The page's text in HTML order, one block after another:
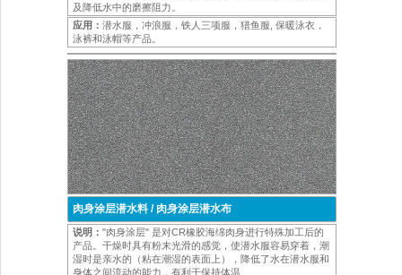
及降低水中的磨擦阻力。
应用： 潜水服，冲浪服，铁人三项服，猎鱼服, 保暖泳衣，
泳裤和泳帽等产品。
肉身涂层潜水料 / 肉身涂层潜水布
说明： "肉身涂层" 是对CR橡胶海绵肉身进行特殊加工后的
产品。干燥时具有粉末光滑的感觉，使潜水服容易穿着，潮
湿时是亲水的（粘在潮湿的表面上），降低了水在潜水服和
身体之间流动的能力，有利于保持体温。